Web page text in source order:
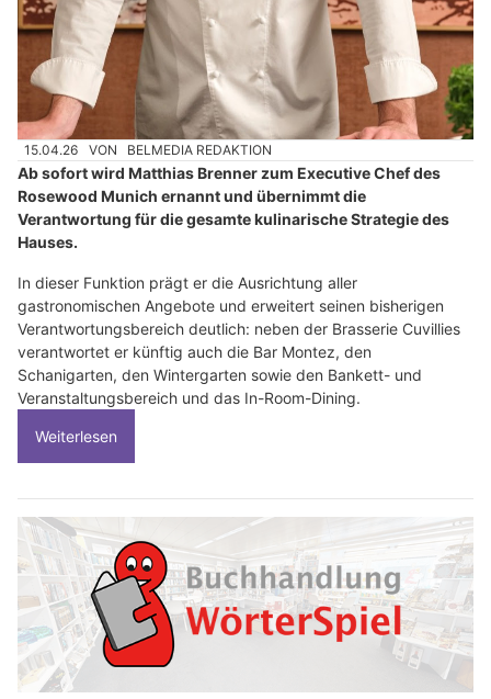
15.04.26 VON BELMEDIA REDAKTION
Ab sofort wird Matthias Brenner zum Executive Chef des
Rosewood Munich ernannt und übernimmt die
Verantwortung für die gesamte kulinarische Strategie des
Hauses.
In dieser Funktion prägt er die Ausrichtung aller
gastronomischen Angebote und erweitert seinen bisherigen
Verantwortungsbereich deutlich: neben der Brasserie Cuvillies
verantwortet er künftig auch die Bar Montez, den
Schanigarten, den Wintergarten sowie den Bankett- und
Veranstaltungsbereich und das In-Room-Dining.
Weiterlesen